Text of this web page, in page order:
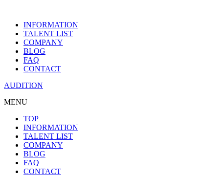
INFORMATION
TALENT LIST
COMPANY
BLOG
FAQ
CONTACT
AUDITION
MENU
TOP
INFORMATION
TALENT LIST
COMPANY
BLOG
FAQ
CONTACT